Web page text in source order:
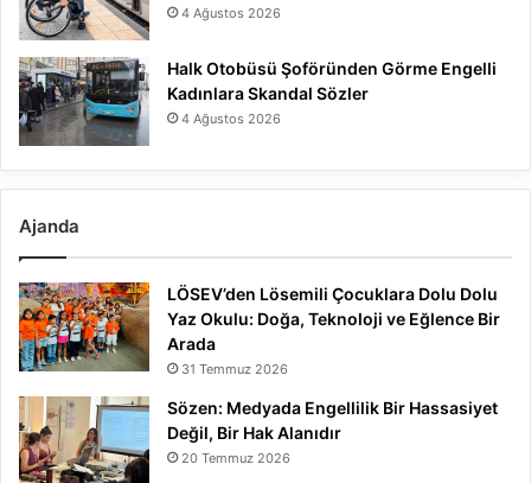
4 Ağustos 2026
Halk Otobüsü Şoföründen Görme Engelli
Kadınlara Skandal Sözler
4 Ağustos 2026
Ajanda
LÖSEV’den Lösemili Çocuklara Dolu Dolu
Yaz Okulu: Doğa, Teknoloji ve Eğlence Bir
Arada
31 Temmuz 2026
Sözen: Medyada Engellilik Bir Hassasiyet
Değil, Bir Hak Alanıdır
20 Temmuz 2026